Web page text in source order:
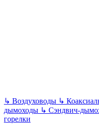
↳ Воздуховоды ↳
дымоходы ↳ Сэндвич-
горелки